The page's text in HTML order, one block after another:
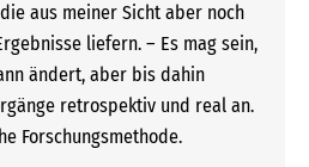
aus meiner Sicht aber noch
liefern. – Es mag sein,
ändert, aber bis dahin
retrospektiv und real an.
Forschungsmethode.